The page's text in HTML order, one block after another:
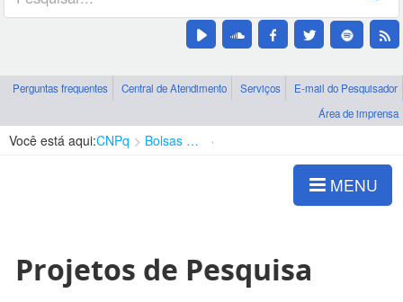
Perguntas frequentes Central de Atendimento Serviços
E-mail do Pesquisador
Área de imprensa
Você está aqui:CNPq Bolsas e Auxílios Vigentes
MENU
Projetos de Pesquisa